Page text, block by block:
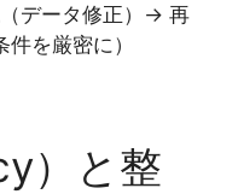
データ修正）→ 再
を厳密に）
）と整